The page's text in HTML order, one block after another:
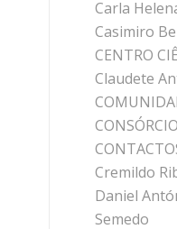
Carla
Casimiro
CENTRO
Claudete
Cremildo
Daniel
Semedo